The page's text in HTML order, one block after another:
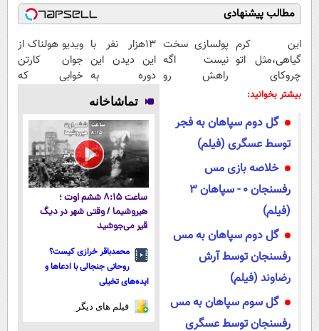
محیط زیست
فرهنگی
بین الملل
اجتماعی
حیات وحش
سیاست خارجی
مطالب پیشنهادی
این کرم
گیاهی،مثل اتو
چروکای
پوستتوصاف
پولسازی سخت
نیست اگه
راهش رو
13هزار نفر با
این دیدن این
دوره به
آرزوهاشون
رسیدن |
ثبت‌‌نام رایگان
ویدیو هولناک از
جوان کارتن
خوابی که
بیشتر بخوانید:
گل دوم سپاهان به فجر
توسط عسگری (فیلم)
خلاصه بازی مس
رفسنجان ۰ - سپاهان ۳
(فیلم)
گل دوم سپاهان به مس
رفسنجان توسط آرش
رضاوند (فیلم)
گل سوم سپاهان به مس
رفسنجان توسط عسگری
تماشاخانه
ساعت ۸:۱۵ ششم اوت ؛
هیروشیما / وقتی شهر در دیگ
قیر می‌جوشید
محمدباقر خرازی کیست؟
روحانی جنجالی با ادعاها و
ایده‌های تخیلی
فیلم های دیگر